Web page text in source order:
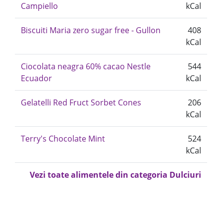
Campiello
kCal
Biscuiti Maria zero sugar free - Gullon
408
kCal
Ciocolata neagra 60% cacao Nestle
Ecuador
544
kCal
Gelatelli Red Fruct Sorbet Cones
206
kCal
Terry's Chocolate Mint
524
kCal
Vezi toate alimentele din categoria Dulciuri